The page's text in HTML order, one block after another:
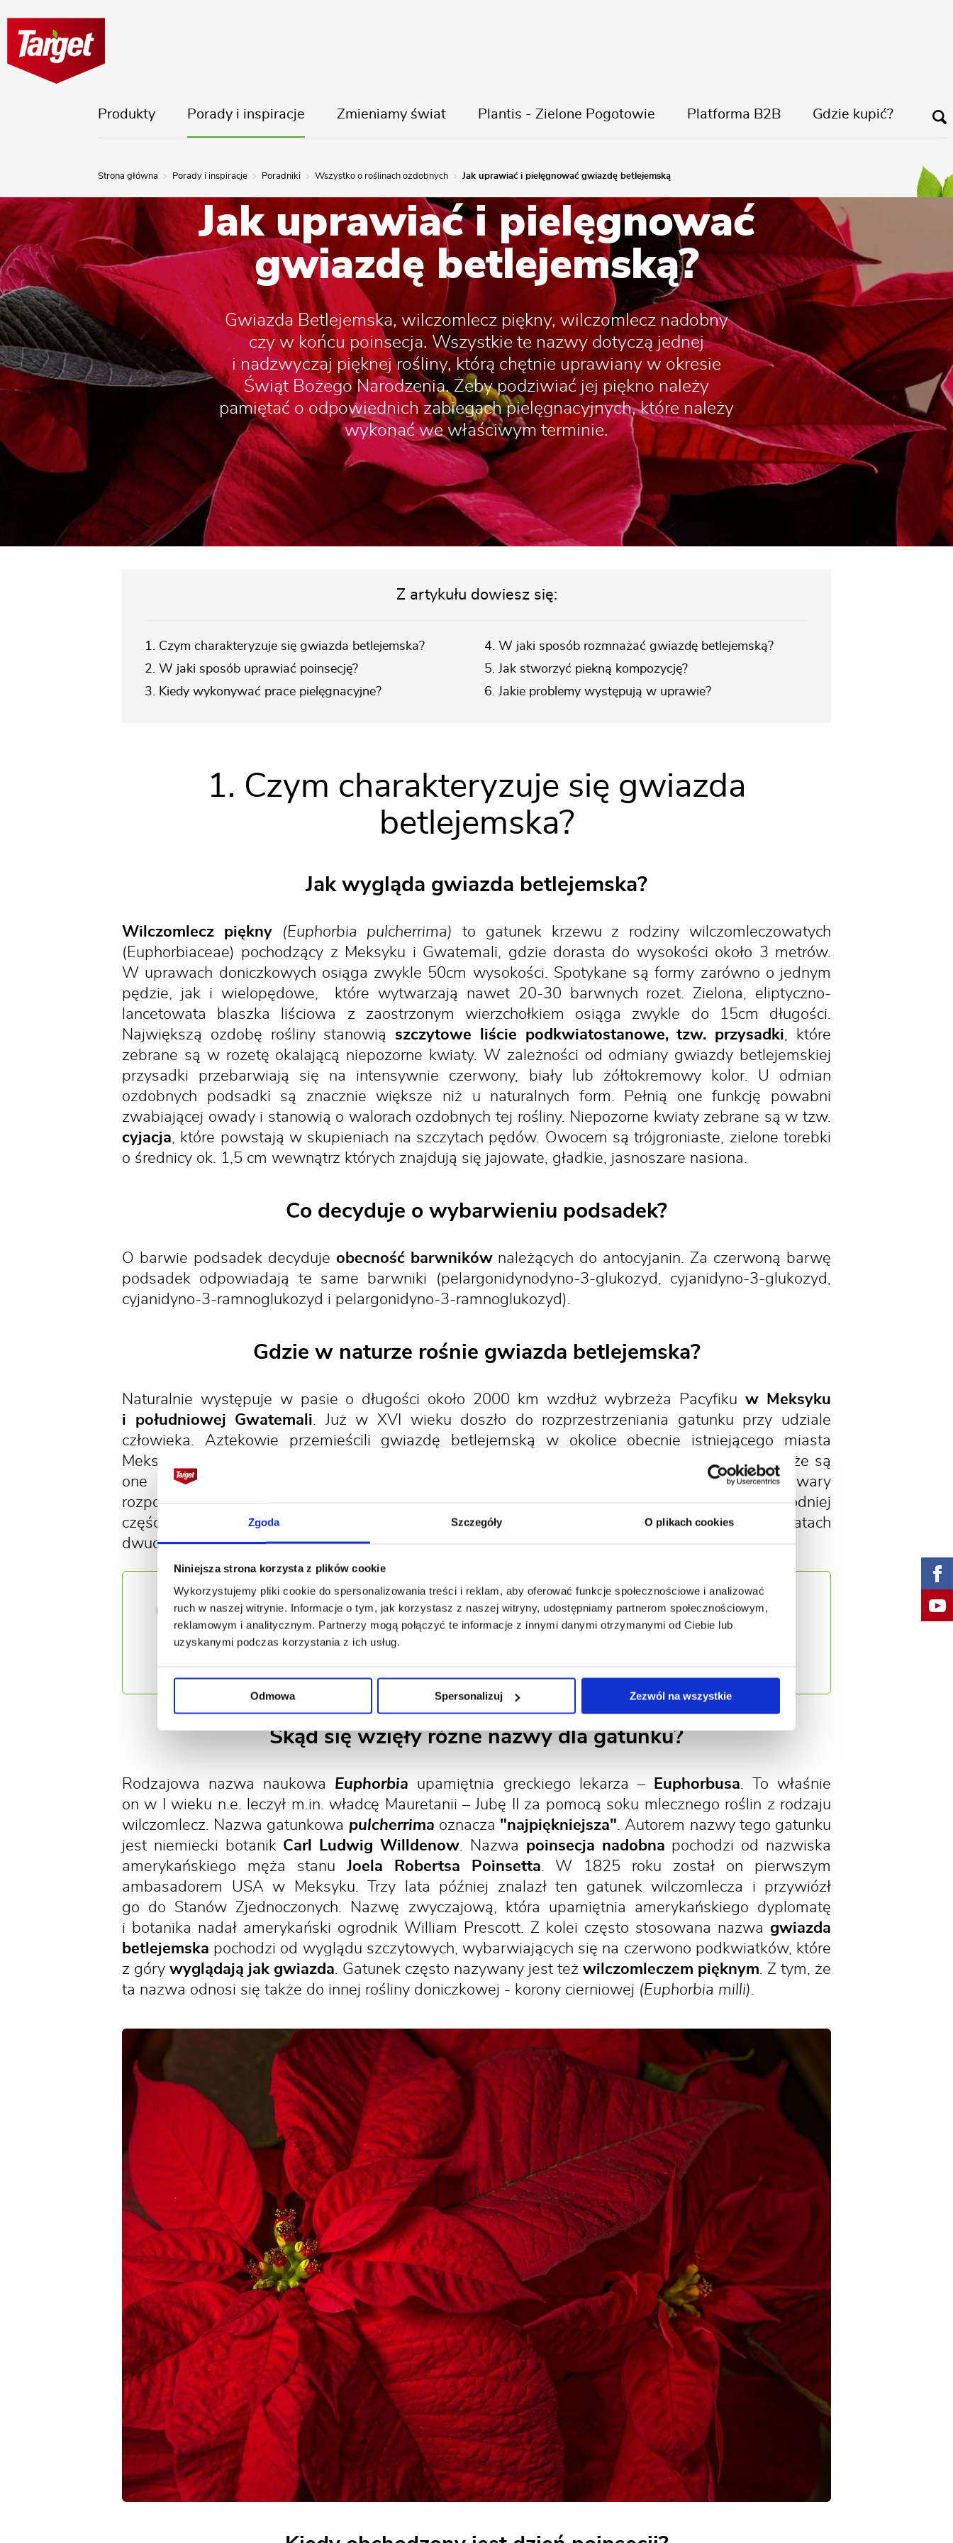
Zgoda Szczegóły O plikach cookies
Niniejsza strona korzysta z plików cookie
Wykorzystujemy pliki cookie do spersonalizowania treści i reklam, aby oferować funkcje społecznościowe i analizować
ruch w naszej witrynie. Informacje o tym, jak korzystasz z naszej witryny, udostępniamy partnerom społecznościowym,
reklamowym i analitycznym. Partnerzy mogą połączyć te informacje z innymi danymi otrzymanymi od Ciebie lub
uzyskanymi podczas korzystania z ich usług.
Odmowa Spersonalizuj Zezwól na wszystkie
Produkty Porady i inspiracje Zmieniamy świat Plantis - Zielone Pogotowie Platforma B2B Gdzie kupić?
Strona główna Porady i inspiracje Poradniki Wszystko o roślinach ozdobnych Jak uprawiać i pielęgnować gwiazdę betlejemską
Jak uprawiać i pielęgnować
gwiazdę betlejemską?
Gwiazda Betlejemska, wilczomlecz piękny, wilczomlecz nadobny
czy w końcu poinsecja. Wszystkie te nazwy dotyczą jednej
i nadzwyczaj pięknej rośliny, którą chętnie uprawiany w okresie
Świąt Bożego Narodzenia. Żeby podziwiać jej piękno należy
pamiętać o odpowiednich zabiegach pielęgnacyjnych, które należy
wykonać we właściwym terminie.
Z artykułu dowiesz się:
1. Czym charakteryzuje się gwiazda betlejemska?
2. W jaki sposób uprawiać poinsecję?
3. Kiedy wykonywać prace pielęgnacyjne?
4. W jaki sposób rozmnażać gwiazdę betlejemską?
5. Jak stworzyć piekną kompozycję?
6. Jakie problemy występują w uprawie?
1. Czym charakteryzuje się gwiazda
betlejemska?
Jak wygląda gwiazda betlejemska?
Wilczomlecz piękny (Euphorbia pulcherrima)
to gatunek krzewu z rodziny wilczomleczowatych
(Euphorbiaceae) pochodzący z Meksyku i Gwatemali, gdzie dorasta do wysokości około 3 metrów.
W uprawach doniczkowych osiąga zwykle 50cm wysokości. Spotykane są formy zarówno o jednym
pędzie, jak i wielopędowe, które wytwarzają nawet 20-30 barwnych rozet. Zielona, eliptyczno-
lancetowata blaszka liściowa z zaostrzonym wierzchołkiem osiąga zwykle do 15cm długości.
Największą ozdobę rośliny stanowiąszczytowe liście podkwiatostanowe, tzw. przysadki , które
zebrane są w rozetę okalającą niepozorne kwiaty. W zależności od odmiany gwiazdy betlejemskiej
przysadki przebarwiają się na intensywnie czerwony, biały lub żółtokremowy kolor. U odmian
ozdobnych podsadki są znacznie większe niż u naturalnych form. Pełnią one funkcję powabni
zwabiającej owady i stanowią o walorach ozdobnych tej rośliny. Niepozorne kwiaty zebrane są w tzw.
cyjacja , które powstają w skupieniach na szczytach pędów. Owocem są trójgroniaste, zielone torebki
o średnicy ok. 1,5 cm wewnątrz których znajdują się jajowate, gładkie, jasnoszare nasiona.
Co decyduje o wybarwieniu podsadek?
O barwie podsadek decyduje obecność barwnikównależących do antocyjanin. Za czerwoną barwę
podsadek odpowiadają te same barwniki (pelargonidynodyno-3-glukozyd, cyjanidyno-3-glukozyd,
cyjanidyno-3-ramnoglukozyd i pelargonidyno-3-ramnoglukozyd).
Gdzie w naturze rośnie gwiazda betlejemska?
Naturalnie występuje w pasie o długości około 2000 km wzdłuż wybrzeża Pacyfikuw Meksyku
i południowej Gwatemali . Już w XVI wieku doszło do rozprzestrzeniania gatunku przy udziale
człowieka. Aztekowie przemieścili gwiazdę betlejemską w okolice obecnie istniejącego miasta
Meksyk. Zwiększona gęstość występowania roślin w pobliżu skupisk ludności świadczy o tym, że są
one pozostałością ogrodnictwa sprzed wieków. Badania genetyczne wykazały, że kultywary
rozpowszechnione w wielu miejscach świata pochodzą od roślin rosnących w północnej i zachodniej
części meksykańskiego stanu Guerrero. Po przewiezieniu do Stanów Zjednoczonych w latach
dwudziestych XIX wieku, stał się popularną rośliną ozdobną.
?
Czy wiesz, że w obszarze międzyzwrotnikowym poinsecja uprawiana jest
powszechnie jako roślina ozdobna w gruncie. Natomiast w niektórych rejonach
Afryki oraz na Wyspach Kanaryjskich i w Indiach rośliny rozprzestrzeniają się
Skąd się wzięły różne nazwy dla gatunku?
Rodzajowa nazwa naukowa Euphorbia upamiętnia greckiego lekarza – Euphorbusa . To właśnie
on w I wieku n.e. leczył m.in. władcę Mauretanii – Jubę II za pomocą soku mlecznego roślin z rodzaju
wilczomlecz. Nazwa gatunkowa pulcherrima oznacza "najpiękniejsza" . Autorem nazwy tego gatunku
jest niemiecki botanik Carl Ludwig Willdenow . Nazwa poinsecja nadobna pochodzi od nazwiska
amerykańskiego męża stanu Joela Robertsa Poinsetta . W 1825 roku został on pierwszym
ambasadorem USA w Meksyku. Trzy lata później znalazł ten gatunek wilczomlecza i przywiózł
go do Stanów Zjednoczonych. Nazwę zwyczajową, która upamiętnia amerykańskiego dyplomatę
i botanika nadał amerykański ogrodnik William Prescott. Z kolei często stosowana nazwa gwiazda
betlejemska pochodzi od wyglądu szczytowych, wybarwiających się na czerwono podkwiatków, które
z góry wyglądają jak gwiazda . Gatunek często nazywany jest też wilczomleczem pięknym . Z tym, że
ta nazwa odnosi się także do innej rośliny doniczkowej - korony cierniowej (Euphorbia milli)